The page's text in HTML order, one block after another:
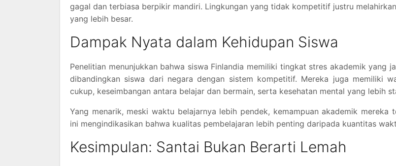
gagal dan terbiasa berpikir mandiri. Lingkungan yang tidak kompetitif justru
yang lebih besar.
Dampak Nyata dalam Kehidupan Siswa
Penelitian menunjukkan bahwa siswa Finlandia memiliki tingkat stres akademik yang
dibandingkan siswa dari negara dengan sistem kompetitif. Mereka juga memiliki
cukup, keseimbangan antara belajar dan bermain, serta kesehatan mental yang lebih
Yang menarik, meski waktu belajarnya lebih pendek, kemampuan akademik mereka
ini mengindikasikan bahwa kualitas pembelajaran lebih penting daripada kuantitas
Kesimpulan: Santai Bukan Berarti Lemah